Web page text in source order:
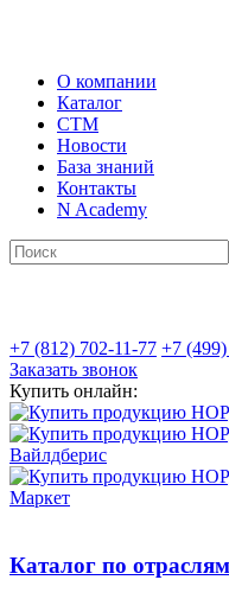
О компании
Каталог
СТМ
Новости
База знаний
Контакты
N Academy
+7 (812) 702-11-77 +7
Заказать звонок
Купить онлайн:
Каталог по отраслям